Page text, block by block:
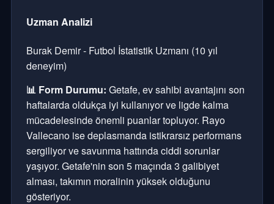
Uzman Analizi
Burak Demir - Futbol İstatistik Uzmanı (10 yıl
deneyim)
📊 Form Durumu: Getafe, ev sahibi avantajını son
haftalarda oldukça iyi kullanıyor ve ligde kalma
mücadelesinde önemli puanlar topluyor. Rayo
Vallecano ise deplasmanda istikrarsız performans
sergiliyor ve savunma hattında ciddi sorunlar
yaşıyor. Getafe'nin son 5 maçında 3 galibiyet
alması, takımın moralinin yüksek olduğunu
gösteriyor.